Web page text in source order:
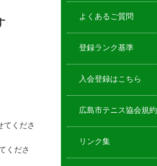
てくださ
くださ
よくあるご質問
登録ランク基準
入会登録はこちら
広島市テニス協会規約
リンク集